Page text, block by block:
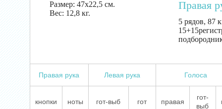
Размер: 47х22,5 см.
Вес: 12,8 кг.
Правая
5 рядов, 87
Правая рука Левая рука Голоса
кнопки ноты гот-выб гот правая
гот-
выб